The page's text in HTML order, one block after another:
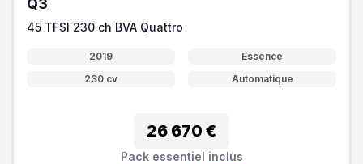
Q3
45 TFSI 230 ch BVA Quattro
2019
Essence
230 cv
Automatique
26 670 €
Pack essentiel inclus